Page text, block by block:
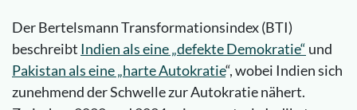
Der Bertelsmann Transformationsindex (BTI)
beschreibt Indien als eine „defekte Demokratie“ und
Pakistan als eine „harte Autokratie“, wobei Indien sich
zunehmend der Schwelle zur Autokratie nähert.